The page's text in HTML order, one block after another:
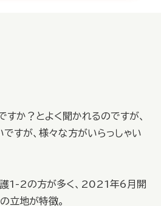
か？とよく聞かれるのですが、
すが、様々な方がいらっしゃい
1-2の方が多く、2021年6月開
立地が特徴。